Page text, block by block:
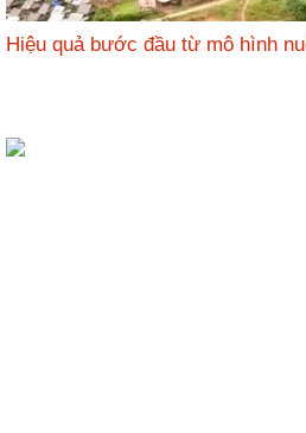
Hiệu quả bước đầu từ mô hình